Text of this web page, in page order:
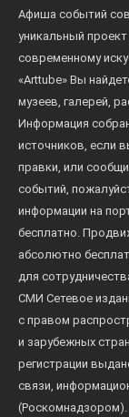
Афиша событий
уникальный
современному
«Arttube» Вы
музеев, галерей,
Информация
источников, если
правки, или
событий,
информации на
бесплатно.
абсолютно
для
СМИ Сетевое
с правом
и зарубежных
регистрации
связи,